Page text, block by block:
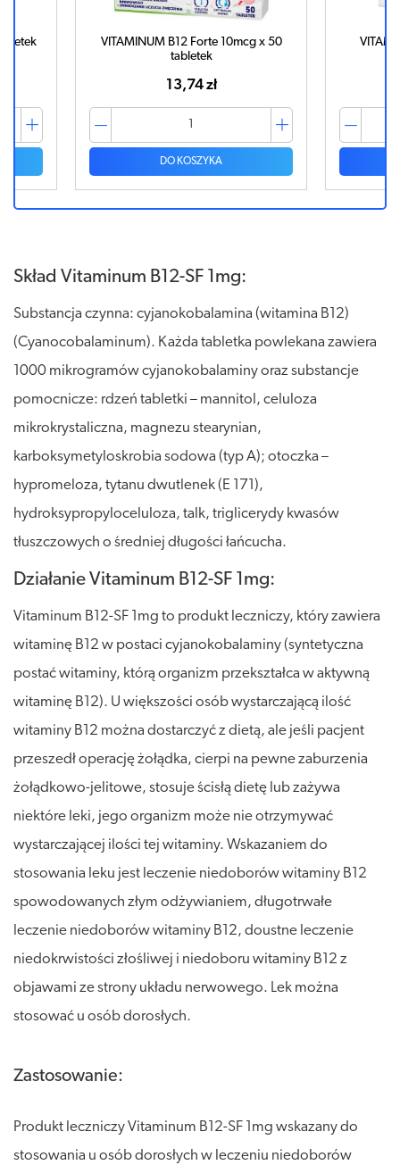
VITAMINUM B12 Forte 10mcg x 50
tabletek
13,74 zł
DO KOSZYKA
Skład Vitaminum B12-SF 1mg:
Substancja czynna: cyjanokobalamina (witamina B12)
(Cyanocobalaminum). Każda tabletka powlekana zawiera
1000 mikrogramów cyjanokobalaminy oraz substancje
pomocnicze: rdzeń tabletki – mannitol, celuloza
mikrokrystaliczna, magnezu stearynian,
karboksymetyloskrobia sodowa (typ A); otoczka –
hypromeloza, tytanu dwutlenek (E 171),
hydroksypropyloceluloza, talk, triglicerydy kwasów
tłuszczowych o średniej długości łańcucha.
Działanie Vitaminum B12-SF 1mg:
Vitaminum B12-SF 1mg to produkt leczniczy, który zawiera
witaminę B12 w postaci cyjanokobalaminy (syntetyczna
postać witaminy, którą organizm przekształca w aktywną
witaminę B12). U większości osób wystarczającą ilość
witaminy B12 można dostarczyć z dietą, ale jeśli pacjent
przeszedł operację żołądka, cierpi na pewne zaburzenia
żołądkowo-jelitowe, stosuje ścisłą dietę lub zażywa
niektóre leki, jego organizm może nie otrzymywać
wystarczającej ilości tej witaminy. Wskazaniem do
stosowania leku jest leczenie niedoborów witaminy B12
spowodowanych złym odżywianiem, długotrwałe
leczenie niedoborów witaminy B12, doustne leczenie
niedokrwistości złośliwej i niedoboru witaminy B12 z
objawami ze strony układu nerwowego. Lek można
stosować u osób dorosłych.
Zastosowanie:
Produkt leczniczy Vitaminum B12-SF 1mg wskazany do
stosowania u osób dorosłych w leczeniu niedoborów